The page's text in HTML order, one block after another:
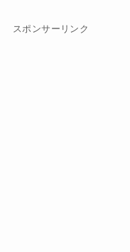
スポンサーリンク